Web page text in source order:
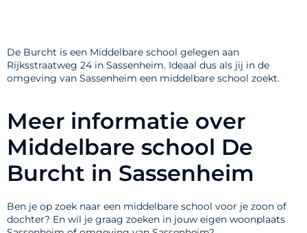
De Burcht is een Middelbare school gelegen aan
Rijksstraatweg 24 in Sassenheim. Ideaal dus als jij in de
omgeving van Sassenheim een middelbare school zoekt.
Meer informatie over
Middelbare school De
Burcht in Sassenheim
Ben je op zoek naar een middelbare school voor je zoon of
dochter? En wil je graag zoeken in jouw eigen woonplaats